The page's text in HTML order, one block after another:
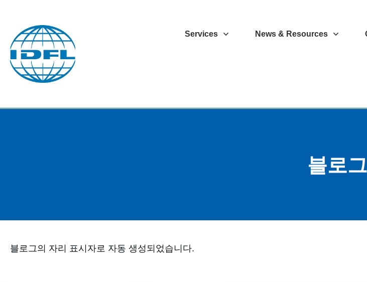
Services News & Resources
블로그
블로그의 자리 표시자로 자동 생성되었습니다.